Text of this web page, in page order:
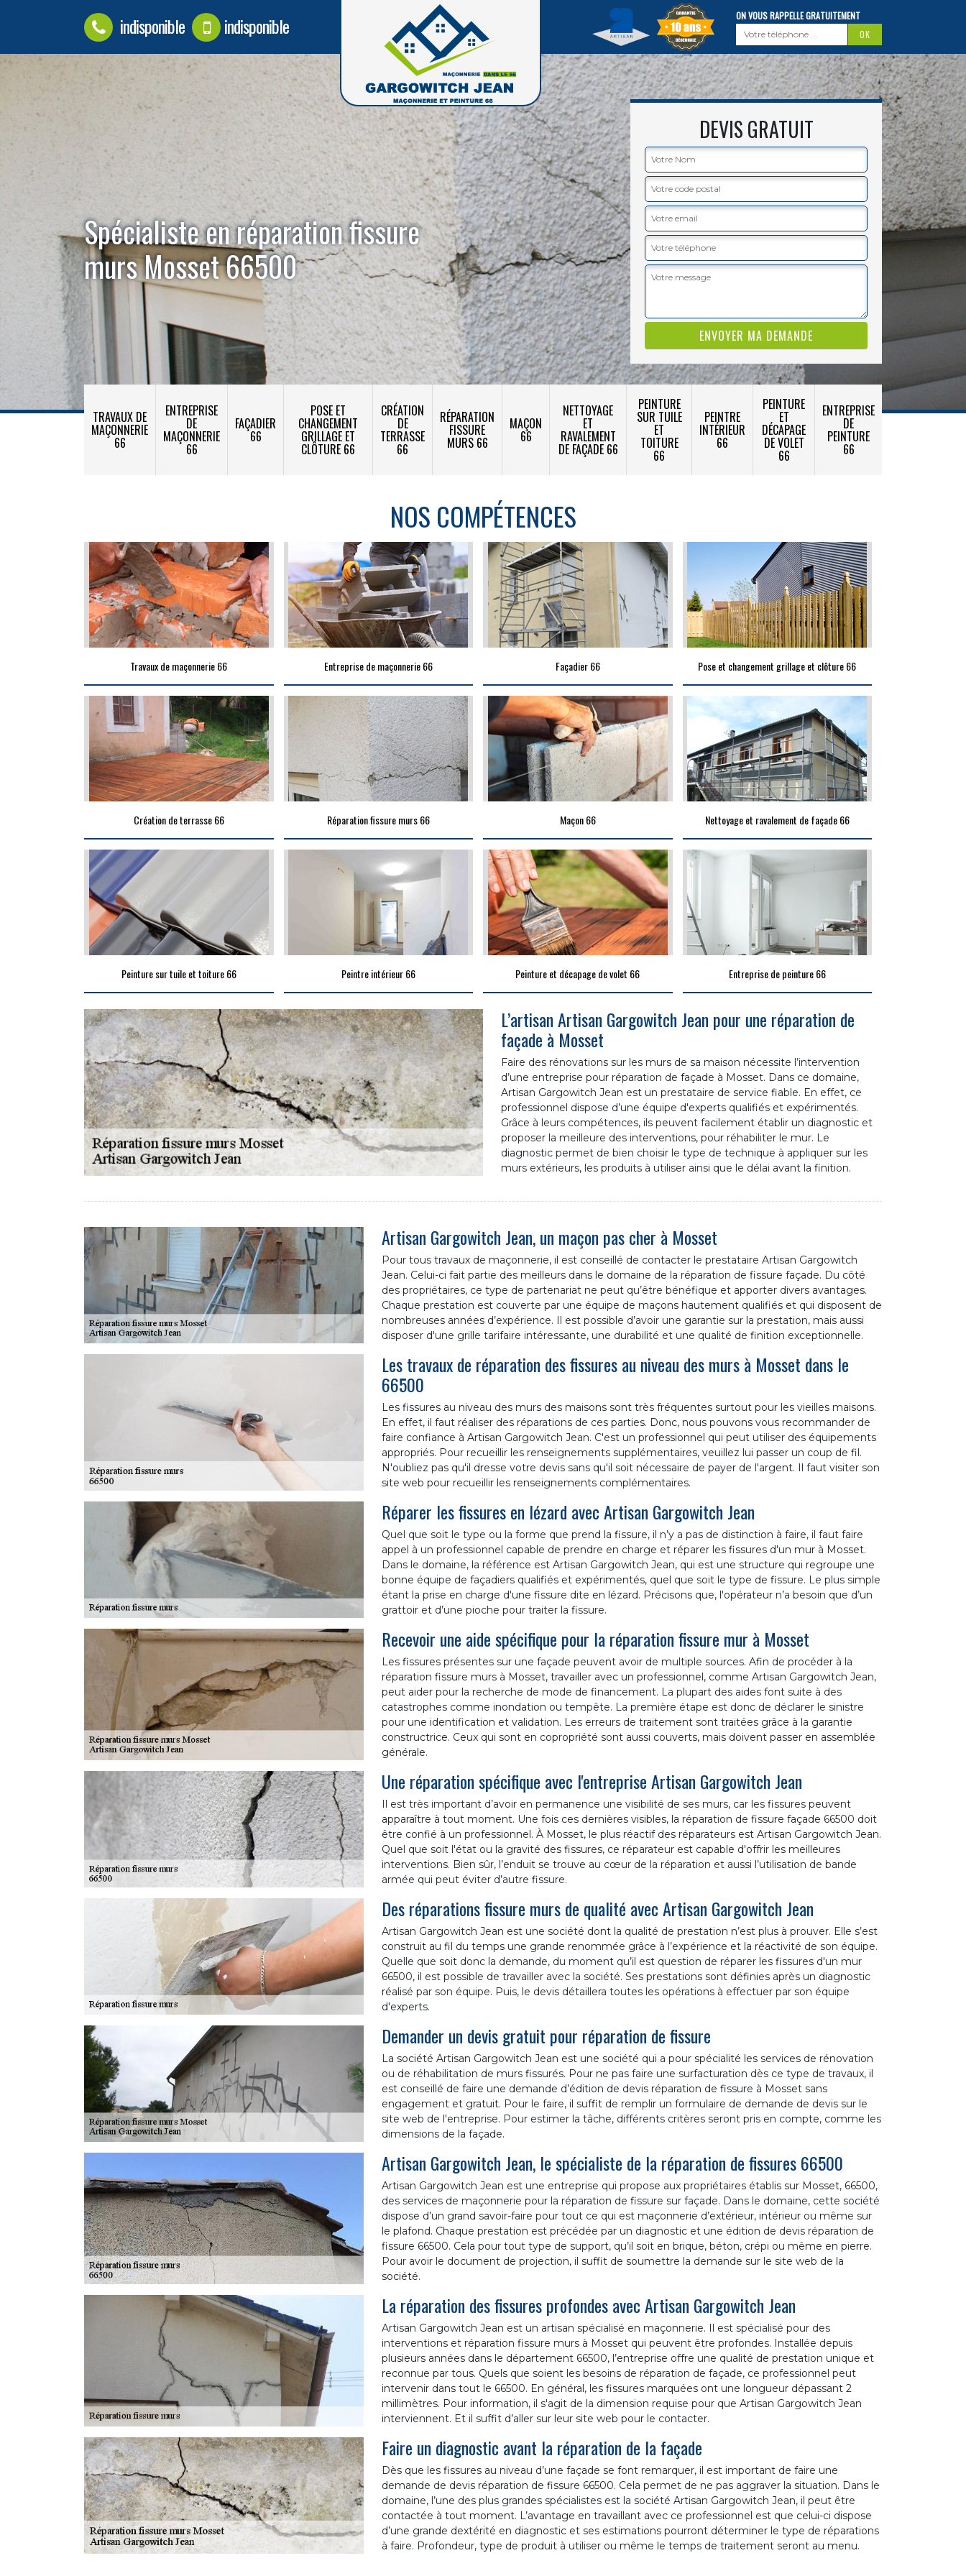
indisponible indisponible ON VOUS RAPPELLE GRATUITEMENT
Spécialiste en réparation fissure
murs Mosset 66500
DEVIS GRATUIT
TRAVAUX DE
MAÇONNERIE
66
ENTREPRISE
DE
MAÇONNERIE
66
FAÇADIER
66
POSE ET
CHANGEMENT
GRILLAGE ET
CLÔTURE 66
CRÉATION
DE
TERRASSE
66
RÉPARATION
FISSURE
MURS 66
MAÇON
66
NETTOYAGE
ET
RAVALEMENT
DE FAÇADE 66
PEINTURE
SUR TUILE
ET
TOITURE
66
PEINTRE
INTÉRIEUR
66
PEINTURE
ET
DÉCAPAGE
DE VOLET
66
ENTREPRISE
DE
PEINTURE
66
NOS COMPÉTENCES
Travaux de maçonnerie 66 Entreprise de maçonnerie 66 Façadier 66 Pose et changement grillage et clôture 66
Création de terrasse 66 Réparation fissure murs 66 Maçon 66 Nettoyage et ravalement de façade 66
Peinture sur tuile et toiture 66 Peintre intérieur 66 Peinture et décapage de volet 66 Entreprise de peinture 66
L’artisan Artisan Gargowitch Jean pour une réparation de
façade à Mosset
Faire des rénovations sur les murs de sa maison nécessite l’intervention
d’une entreprise pour réparation de façade à Mosset. Dans ce domaine,
Artisan Gargowitch Jean est un prestataire de service fiable. En effet, ce
professionnel dispose d’une équipe d'experts qualifiés et expérimentés.
Grâce à leurs compétences, ils peuvent facilement établir un diagnostic et
proposer la meilleure des interventions, pour réhabiliter le mur. Le
diagnostic permet de bien choisir le type de technique à appliquer sur les
murs extérieurs, les produits à utiliser ainsi que le délai avant la finition.
Artisan Gargowitch Jean, un maçon pas cher à Mosset
Pour tous travaux de maçonnerie, il est conseillé de contacter le prestataire Artisan Gargowitch
Jean. Celui-ci fait partie des meilleurs dans le domaine de la réparation de fissure façade. Du côté
des propriétaires, ce type de partenariat ne peut qu’être bénéfique et apporter divers avantages.
Chaque prestation est couverte par une équipe de maçons hautement qualifiés et qui disposent de
nombreuses années d’expérience. Il est possible d’avoir une garantie sur la prestation, mais aussi
disposer d'une grille tarifaire intéressante, une durabilité et une qualité de finition exceptionnelle.
Les travaux de réparation des fissures au niveau des murs à Mosset dans le
66500
Les fissures au niveau des murs des maisons sont très fréquentes surtout pour les vieilles maisons.
En effet, il faut réaliser des réparations de ces parties. Donc, nous pouvons vous recommander de
faire confiance à Artisan Gargowitch Jean. C'est un professionnel qui peut utiliser des équipements
appropriés. Pour recueillir les renseignements supplémentaires, veuillez lui passer un coup de fil.
N'oubliez pas qu'il dresse votre devis sans qu'il soit nécessaire de payer de l'argent. Il faut visiter son
site web pour recueillir les renseignements complémentaires.
Réparer les fissures en lézard avec Artisan Gargowitch Jean
Quel que soit le type ou la forme que prend la fissure, il n’y a pas de distinction à faire, il faut faire
appel à un professionnel capable de prendre en charge et réparer les fissures d'un mur à Mosset.
Dans le domaine, la référence est Artisan Gargowitch Jean, qui est une structure qui regroupe une
bonne équipe de façadiers qualifiés et expérimentés, quel que soit le type de fissure. Le plus simple
étant la prise en charge d'une fissure dite en lézard. Précisons que, l'opérateur n’a besoin que d’un
grattoir et d’une pioche pour traiter la fissure.
Recevoir une aide spécifique pour la réparation fissure mur à Mosset
Les fissures présentes sur une façade peuvent avoir de multiple sources. Afin de procéder à la
réparation fissure murs à Mosset, travailler avec un professionnel, comme Artisan Gargowitch Jean,
peut aider pour la recherche de mode de financement. La plupart des aides font suite à des
catastrophes comme inondation ou tempête. La première étape est donc de déclarer le sinistre
pour une identification et validation. Les erreurs de traitement sont traitées grâce à la garantie
constructrice. Ceux qui sont en copropriété sont aussi couverts, mais doivent passer en assemblée
générale.
Une réparation spécifique avec l'entreprise Artisan Gargowitch Jean
Il est très important d’avoir en permanence une visibilité de ses murs, car les fissures peuvent
apparaître à tout moment. Une fois ces dernières visibles, la réparation de fissure façade 66500 doit
être confié à un professionnel. À Mosset, le plus réactif des réparateurs est Artisan Gargowitch Jean.
Quel que soit l'état ou la gravité des fissures, ce réparateur est capable d'offrir les meilleures
interventions. Bien sûr, l’enduit se trouve au cœur de la réparation et aussi l’utilisation de bande
armée qui peut éviter d’autre fissure.
Des réparations fissure murs de qualité avec Artisan Gargowitch Jean
Artisan Gargowitch Jean est une société dont la qualité de prestation n’est plus à prouver. Elle s’est
construit au fil du temps une grande renommée grâce à l’expérience et la réactivité de son équipe.
Quelle que soit donc la demande, du moment qu’il est question de réparer les fissures d'un mur
66500, il est possible de travailler avec la société. Ses prestations sont définies après un diagnostic
réalisé par son équipe. Puis, le devis détaillera toutes les opérations à effectuer par son équipe
d'experts.
Demander un devis gratuit pour réparation de fissure
La société Artisan Gargowitch Jean est une société qui a pour spécialité les services de rénovation
ou de réhabilitation de murs fissurés. Pour ne pas faire une surfacturation dès ce type de travaux, il
est conseillé de faire une demande d’édition de devis réparation de fissure à Mosset sans
engagement et gratuit. Pour le faire, il suffit de remplir un formulaire de demande de devis sur le
site web de l'entreprise. Pour estimer la tâche, différents critères seront pris en compte, comme les
dimensions de la façade.
Artisan Gargowitch Jean, le spécialiste de la réparation de fissures 66500
Artisan Gargowitch Jean est une entreprise qui propose aux propriétaires établis sur Mosset, 66500,
des services de maçonnerie pour la réparation de fissure sur façade. Dans le domaine, cette société
dispose d’un grand savoir-faire pour tout ce qui est maçonnerie d’extérieur, intérieur ou même sur
le plafond. Chaque prestation est précédée par un diagnostic et une édition de devis réparation de
fissure 66500. Cela pour tout type de support, qu’il soit en brique, béton, crépi ou même en pierre.
Pour avoir le document de projection, il suffit de soumettre la demande sur le site web de la
société.
La réparation des fissures profondes avec Artisan Gargowitch Jean
Artisan Gargowitch Jean est un artisan spécialisé en maçonnerie. Il est spécialisé pour des
interventions et réparation fissure murs à Mosset qui peuvent être profondes. Installée depuis
plusieurs années dans le département 66500, l’entreprise offre une qualité de prestation unique et
reconnue par tous. Quels que soient les besoins de réparation de façade, ce professionnel peut
intervenir dans tout le 66500. En général, les fissures marquées ont une longueur dépassant 2
millimètres. Pour information, il s'agit de la dimension requise pour que Artisan Gargowitch Jean
interviennent. Et il suffit d’aller sur leur site web pour le contacter.
Faire un diagnostic avant la réparation de la façade
Dès que les fissures au niveau d’une façade se font remarquer, il est important de faire une
demande de devis réparation de fissure 66500. Cela permet de ne pas aggraver la situation. Dans le
domaine, l’une des plus grandes spécialistes est la société Artisan Gargowitch Jean, il peut être
contactée à tout moment. L’avantage en travaillant avec ce professionnel est que celui-ci dispose
d’une grande dextérité en diagnostic et ses estimations pourront déterminer le type de réparations
à faire. Profondeur, type de produit à utiliser ou même le temps de traitement seront au menu.